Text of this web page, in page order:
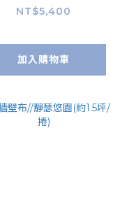
NT$5,400
加入購物車